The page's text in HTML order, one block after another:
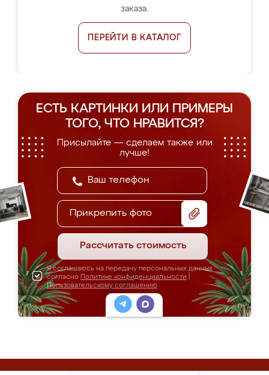
заказа.
ПЕРЕЙТИ В КАТАЛОГ
ЕСТЬ КАРТИНКИ ИЛИ ПРИМЕРЫ
ТОГО, ЧТО НРАВИТСЯ?
Присылайте — сделаем также или
лучше!
Прикрепить фото
Рассчитать стоимость
Я соглашаюсь на передачу персональных данных
согласно Политике конфиденциальности
Пользовательскому соглашению